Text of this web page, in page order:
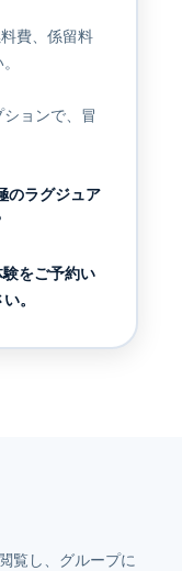
費、係留料
ョンで、冒
のラグジュア
をご予約い
。
覧し、グループに